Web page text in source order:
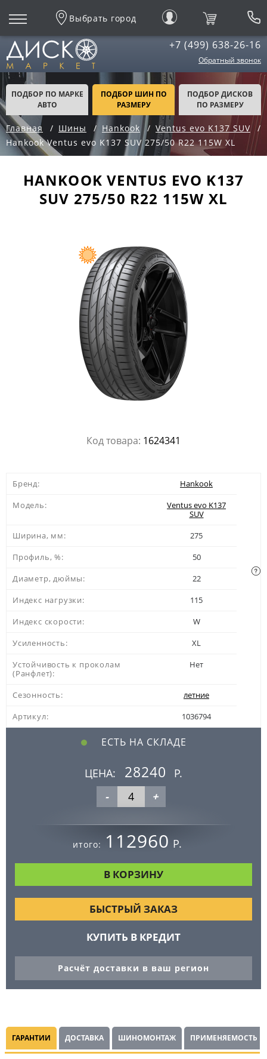
Выбрать город
+7 (499) 638-26-16
Обратный звонок
ПОДБОР ПО МАРКЕ
АВТО
ПОДБОР ШИН ПО
РАЗМЕРУ
ПОДБОР ДИСКОВ
ПО РАЗМЕРУ
Главная Шины Hankook
Ventus evo K137 SUV
Hankook Ventus evo K137 SUV 275/50 R22 115W XL
HANKOOK VENTUS EVO K137
SUV 275/50 R22 115W XL
Код товара: 1624341
Бренд:
Hankook
Модель:
Ventus evo K137
SUV
Ширина, мм:
275
Профиль, %:
50
Диаметр, дюймы:
22
Индекс нагрузки:
115
Индекс скорости:
W
Усиленность:
XL
Устойчивость к проколам
(Ранфлет):
Нет
Сезонность:
летние
Артикул:
1036794
ЕСТЬ НА СКЛАДЕ
ЦЕНА: 28240
Р.
-
+
итого: 112960 Р.
БЫСТРЫЙ ЗАКАЗ
КУПИТЬ В КРЕДИТ
Расчёт доставки в ваш регион
ГАРАНТИИ ДОСТАВКА ШИНОМОНТАЖ ПРИМЕНЯЕМОСТЬ